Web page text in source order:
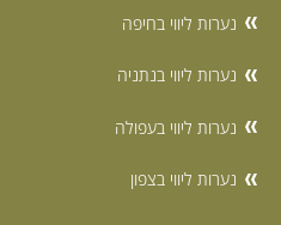
נערות ליווי בחיפה
נערות ליווי בנתניה
נערות ליווי בעפולה
נערות ליווי בצפון